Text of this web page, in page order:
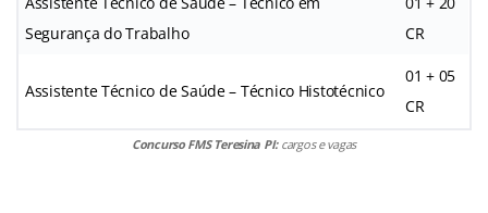
Segurança do Trabalho
CR
Assistente Técnico de Saúde – Técnico Histotécnico
01 + 05
CR
Concurso FMS Teresina PI:cargos e vagas